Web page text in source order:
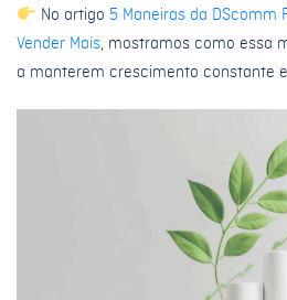
No artigo 5 Maneiras da DScomm
Vender Mais, mostramos como essa
a manterem crescimento constante